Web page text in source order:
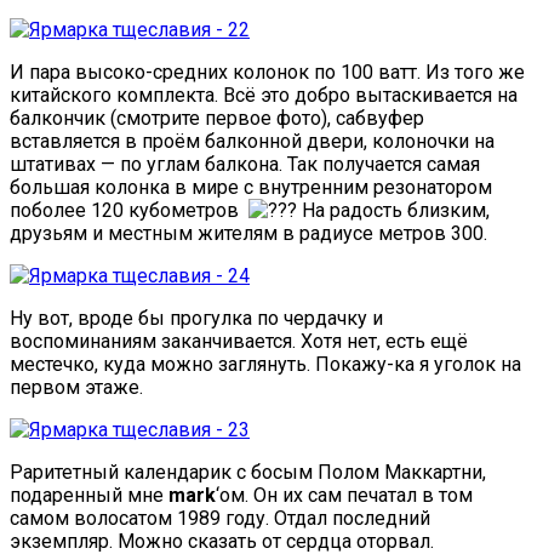
И пара высоко-средних колонок по 100 ватт. Из того же
китайского комплекта. Всё это добро вытаскивается на
балкончик (смотрите первое фото), сабвуфер
вставляется в проём балконной двери, колоночки на
штативах — по углам балкона. Так получается самая
большая колонка в мире с внутренним резонатором
поболее 120 кубометров
На радость близким,
друзьям и местным жителям в радиусе метров 300.
Ну вот, вроде бы прогулка по чердачку и
воспоминаниям заканчивается. Хотя нет, есть ещё
местечко, куда можно заглянуть. Покажу-ка я уголок на
первом этаже.
Раритетный календарик с босым Полом Маккартни,
подаренный мне mark‘ом. Он их сам печатал в том
самом волосатом 1989 году. Отдал последний
экземпляр. Можно сказать от сердца оторвал.